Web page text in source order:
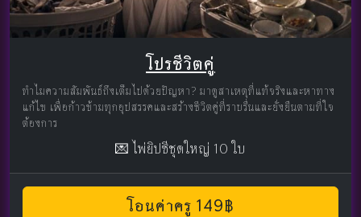
โปรชีวิตคู่
ทำไมความสัมพันธ์ถึงเต็มไปด้วยปัญหา? มาดูสาเหตุที่แท้จริงและหาทาง
แก้ไข เพื่อก้าวข้ามทุกอุปสรรคและสร้างชีวิตคู่ที่ราบรื่นและยั่งยืนตามที่ใจ
ต้องการ
💌 ไพ่ยิปซีชุดใหญ่ 10 ใบ
โอนค่าครู 149฿